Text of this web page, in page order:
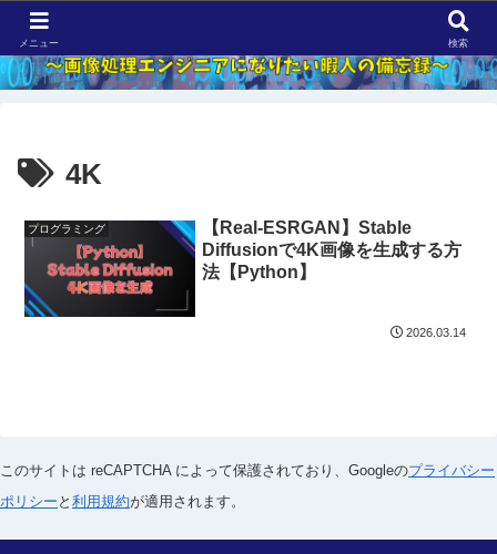
4K
プログラミング
【Real-ESRGAN】Stable
Diffusionで4K画像を生成する方
法【Python】
2026.03.14
このサイトは reCAPTCHA によって保護されており、 Googleのプライバシー
ポリシー と 利用規約が適用されます。
メニュー 検索